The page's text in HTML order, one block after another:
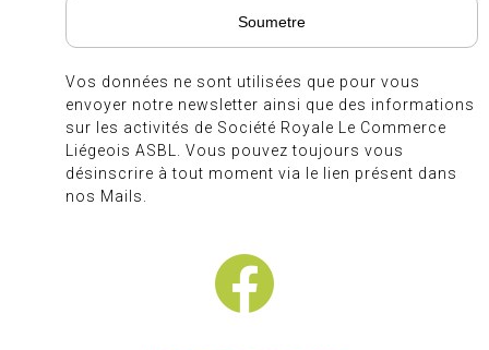
Vos données ne sont utilisées que pour vous
envoyer notre newsletter ainsi que des informations
sur les activités de Société Royale Le Commerce
Liégeois ASBL. Vous pouvez toujours vous
désinscrire à tout moment via le lien présent dans
nos Mails.